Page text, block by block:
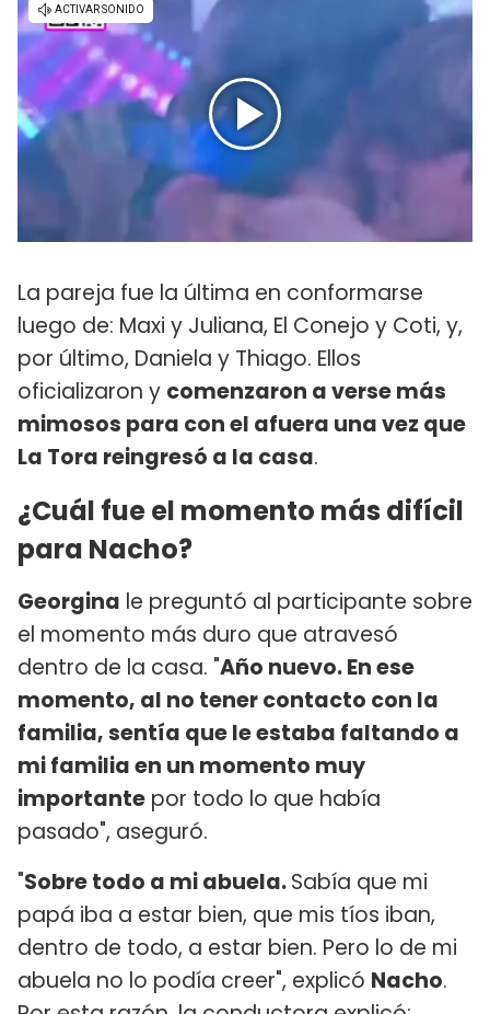
La pareja fue la última en conformarse
luego de: Maxi y Juliana, El Conejo y Coti, y,
por último, Daniela y Thiago. Ellos
oficializaron y comenzaron a verse más
mimosos para con el afuera una vez que
La Tora reingresó a la casa.
¿Cuál fue el momento más difícil
para Nacho?
Georgina le preguntó al participante sobre
el momento más duro que atravesó
dentro de la casa. "Año nuevo. En ese
momento, al no tener contacto con la
familia, sentía que le estaba faltando a
mi familia en un momento muy
importante por todo lo que había
pasado", aseguró.
"Sobre todo a mi abuela.Sabía que mi
papá iba a estar bien, que mis tíos iban,
dentro de todo, a estar bien. Pero lo de mi
abuela no lo podía creer", explicó Nacho.